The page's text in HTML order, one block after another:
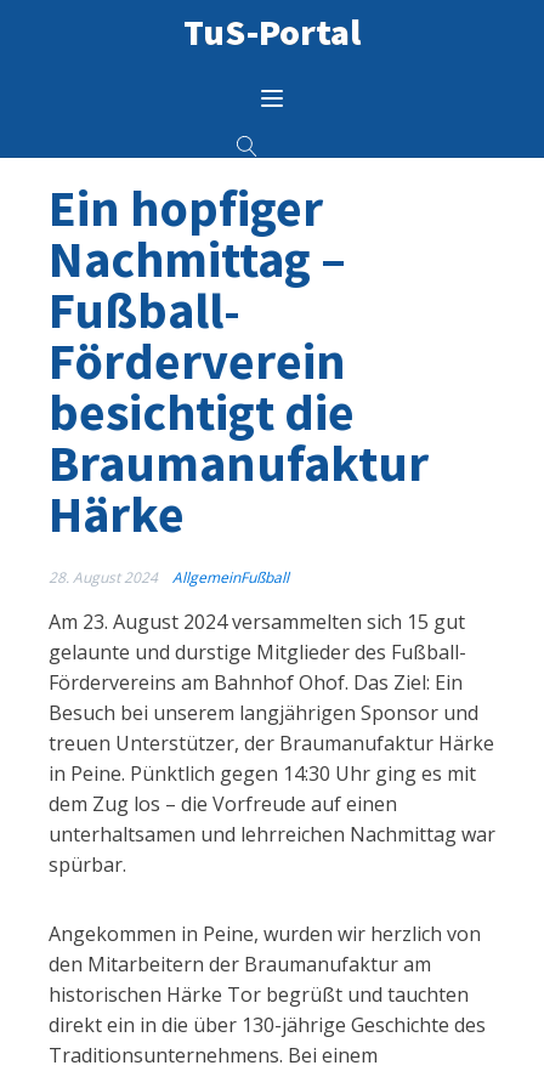
TuS-Portal
Ein hopfiger
Nachmittag –
Fußball-
Förderverein
besichtigt die
Braumanufaktur
Härke
28. August 2024 AllgemeinFußball
Am 23. August 2024 versammelten sich 15 gut
gelaunte und durstige Mitglieder des Fußball-
Fördervereins am Bahnhof Ohof. Das Ziel: Ein
Besuch bei unserem langjährigen Sponsor und
treuen Unterstützer, der Braumanufaktur Härke
in Peine. Pünktlich gegen 14:30 Uhr ging es mit
dem Zug los – die Vorfreude auf einen
unterhaltsamen und lehrreichen Nachmittag war
spürbar.
Angekommen in Peine, wurden wir herzlich von
den Mitarbeitern der Braumanufaktur am
historischen Härke Tor begrüßt und tauchten
direkt ein in die über 130-jährige Geschichte des
Traditionsunternehmens. Bei einem